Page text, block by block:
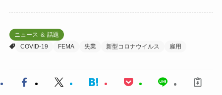
ニュース ＆ 話題
COVID-19
FEMA 失業 新型コロナウイルス 雇用